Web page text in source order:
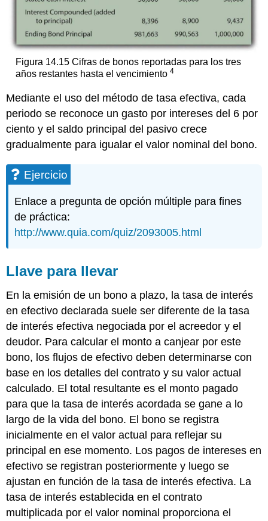
Figura 14.15 Cifras de bonos reportadas para los tres
años restantes hasta el vencimiento 4
Mediante el uso del método de tasa efectiva, cada
periodo se reconoce un gasto por intereses del 6 por
ciento y el saldo principal del pasivo crece
gradualmente para igualar el valor nominal del bono.
Ejercicio
Enlace a pregunta de opción múltiple para fines
de práctica:
http://www.quia.com/quiz/2093005.html
Llave para llevar
En la emisión de un bono a plazo, la tasa de interés
en efectivo declarada suele ser diferente de la tasa
de interés efectiva negociada por el acreedor y el
deudor. Para calcular el monto a canjear por este
bono, los flujos de efectivo deben determinarse con
base en los detalles del contrato y su valor actual
calculado. El total resultante es el monto pagado
para que la tasa de interés acordada se gane a lo
largo de la vida del bono. El bono se registra
inicialmente en el valor actual para reflejar su
principal en ese momento. Los pagos de intereses en
efectivo se registran posteriormente y luego se
ajustan en función de la tasa de interés efectiva. La
tasa de interés establecida en el contrato
multiplicada por el valor nominal proporciona el